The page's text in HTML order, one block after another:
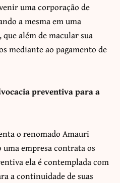
uma corporação de
a mesma em uma
além de macular sua
mediante ao pagamento de
preventiva para a
o renomado Amauri
empresa contrata os
ela é contemplada com
a continuidade de suas